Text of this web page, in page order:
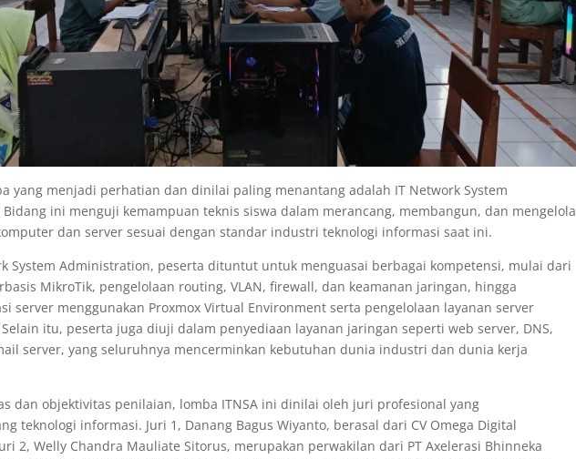
yang menjadi perhatian dan dinilai paling menantang adalah IT Network System
Bidang ini menguji kemampuan teknis siswa dalam merancang, membangun, dan mengelola
dan server sesuai dengan standar industri teknologi informasi saat ini.
System Administration, peserta dituntut untuk menguasai berbagai kompetensi, mulai dari
MikroTik, pengelolaan routing, VLAN, firewall, dan keamanan jaringan, hingga
server menggunakan Proxmox Virtual Environment serta pengelolaan layanan server
itu, peserta juga diuji dalam penyediaan layanan jaringan seperti web server, DNS,
server, yang seluruhnya mencerminkan kebutuhan dunia industri dan dunia kerja
dan objektivitas penilaian, lomba ITNSA ini dinilai oleh juri profesional yang
teknologi informasi. Juri 1, Danang Bagus Wiyanto, berasal dari CV Omega Digital
2, Welly Chandra Mauliate Sitorus, merupakan perwakilan dari PT Axelerasi Bhinneka